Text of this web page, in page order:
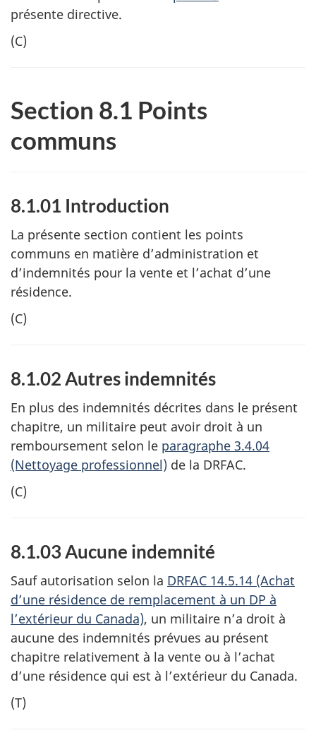
présente directive.
(C)
Section 8.1 Points
communs
8.1.01 Introduction
La présente section contient les points
communs en matière d’administration et
d’indemnités pour la vente et l’achat d’une
résidence.
(C)
8.1.02 Autres indemnités
En plus des indemnités décrites dans le présent
chapitre, un militaire peut avoir droit à un
remboursement selon le paragraphe 3.4.04
(Nettoyage professionnel) de la DRFAC.
(C)
8.1.03 Aucune indemnité
Sauf autorisation selon la DRFAC 14.5.14 (Achat
d’une résidence de remplacement à un DP à
l’extérieur du Canada), un militaire n’a droit à
aucune des indemnités prévues au présent
chapitre relativement à la vente ou à l’achat
d’une résidence qui est à l’extérieur du Canada.
(T)